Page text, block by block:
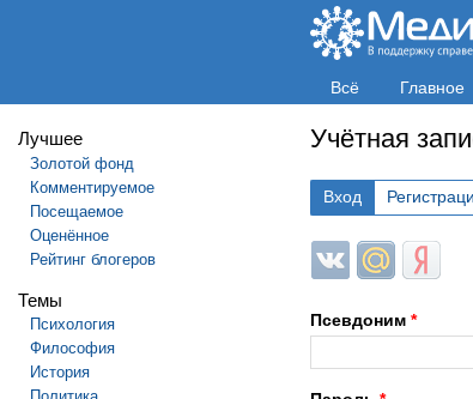
Всё Главное
Лучшее
Золотой фонд
Комментируемое
Посещаемое
Оценённое
Рейтинг блогеров
Темы
Психология
Философия
История
Учётная
Вход
Login with ВКонтакте
Login withLogin
Псевдоним *